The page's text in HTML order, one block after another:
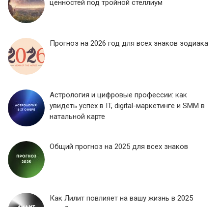
ценностей под тройной стеллиум
Прогноз на 2026 год для всех знаков зодиака
Астрология и цифровые профессии: как
увидеть успех в IT, digital-маркетинге и SMM в
натальной карте
Общий прогноз на 2025 для всех знаков
Как Лилит повлияет на вашу жизнь в 2025